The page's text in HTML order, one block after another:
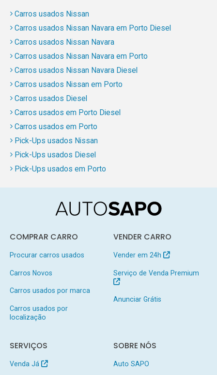
Carros usados Nissan
Carros usados Nissan Navara em Porto Diesel
Carros usados Nissan Navara
Carros usados Nissan Navara em Porto
Carros usados Nissan Navara Diesel
Carros usados Nissan em Porto
Carros usados Diesel
Carros usados em Porto Diesel
Carros usados em Porto
Pick-Ups usados Nissan
Pick-Ups usados Diesel
Pick-Ups usados em Porto
COMPRAR CARRO
Procurar carros usados
Carros Novos
Carros usados por marca
Carros usados por
localização
VENDER CARRO
Vender em 24h
Serviço de Venda Premium
Anunciar Grátis
SERVIÇOS
Venda Já
SOBRE NÓS
Auto SAPO